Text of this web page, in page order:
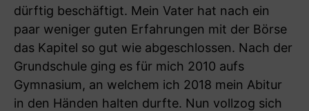
dürftig beschäftigt. Mein Vater hat nach ein
paar weniger guten Erfahrungen mit der Börse
das Kapitel so gut wie abgeschlossen. Nach der
Grundschule ging es für mich 2010 aufs
Gymnasium, an welchem ich 2018 mein Abitur
in den Händen halten durfte. Nun vollzog sich